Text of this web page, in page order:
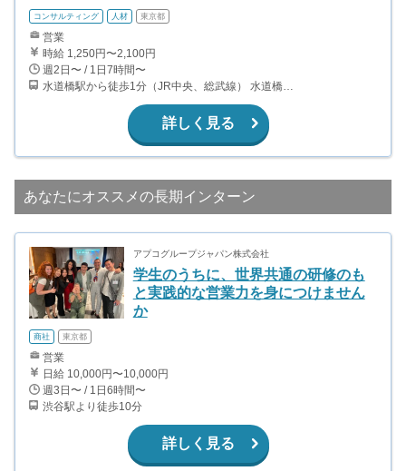
コンサルティング 人材 東京都
営業
時給 1,250円〜2,100円
週2日〜 / 1日7時間〜
水道橋駅から徒歩1分（JR中央、総武線） 水道橋駅から徒歩6分（都営三田線）
詳しく見る
あなたにオススメの長期インターン
アプコグループジャパン株式会社
学生のうちに、世界共通の研修のも
と実践的な営業力を身につけません
か
商社 東京都
営業
日給 10,000円〜10,000円
週3日〜 / 1日6時間〜
渋谷駅より徒歩10分
詳しく見る